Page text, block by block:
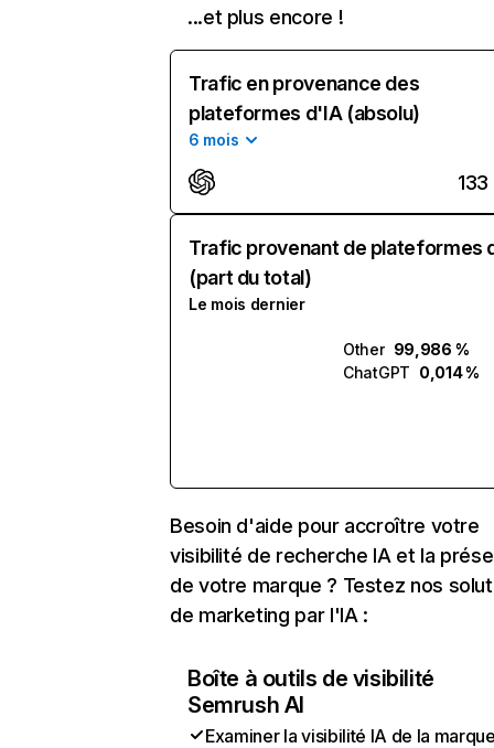
...et plus encore !
Trafic en provenance des
plateformes d'IA (absolu)
6 mois
133
Trafic provenant de plateformes
(part du total)
Le mois dernier
Other 99,986 %
ChatGPT 0,014 %
Besoin d'aide pour accroître votre
visibilité de recherche IA et la
de votre marque ? Testez nos
de marketing par l'IA :
Boîte à outils de visibilité
Semrush AI
Examiner la visibilité IA de la